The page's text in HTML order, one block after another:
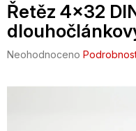
Řetěz 4x32
Průměrné
Neohodnoceno